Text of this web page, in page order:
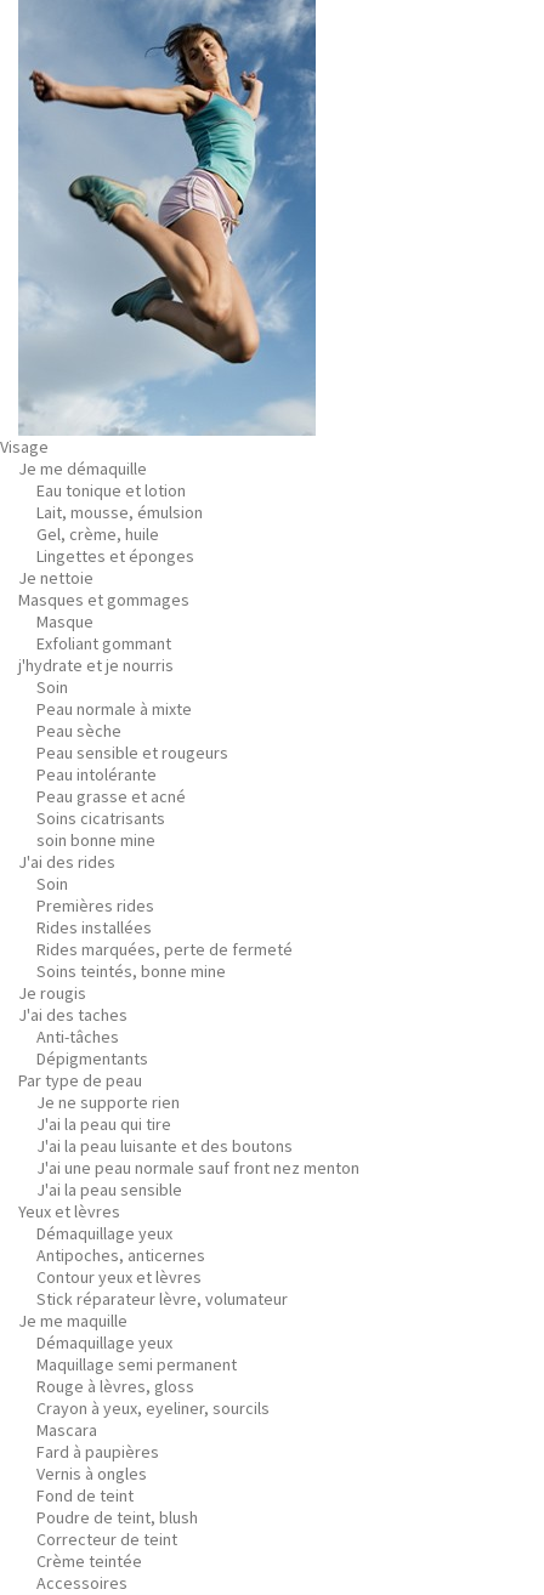
Visage
Je me démaquille
Eau tonique et lotion
Lait, mousse, émulsion
Gel, crème, huile
Lingettes et éponges
Je nettoie
Masques et gommages
Masque
Exfoliant gommant
j'hydrate et je nourris
Soin
Peau normale à mixte
Peau sèche
Peau sensible et rougeurs
Peau intolérante
Peau grasse et acné
Soins cicatrisants
soin bonne mine
J'ai des rides
Soin
Premières rides
Rides installées
Rides marquées, perte de fermeté
Soins teintés, bonne mine
Je rougis
J'ai des taches
Anti-tâches
Dépigmentants
Par type de peau
Je ne supporte rien
J'ai la peau qui tire
J'ai la peau luisante et des boutons
J'ai une peau normale sauf front nez menton
J'ai la peau sensible
Yeux et lèvres
Démaquillage yeux
Antipoches, anticernes
Contour yeux et lèvres
Stick réparateur lèvre, volumateur
Je me maquille
Démaquillage yeux
Maquillage semi permanent
Rouge à lèvres, gloss
Crayon à yeux, eyeliner, sourcils
Mascara
Fard à paupières
Vernis à ongles
Fond de teint
Poudre de teint, blush
Correcteur de teint
Crème teintée
Accessoires